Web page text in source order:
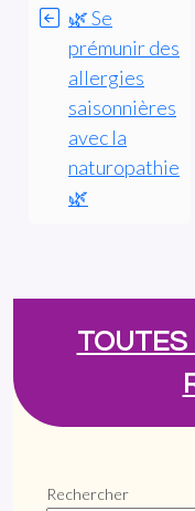
🌿 Se
prémunir des
allergies
saisonnières
avec la
naturopathie
🌿
TOUTES
Rechercher